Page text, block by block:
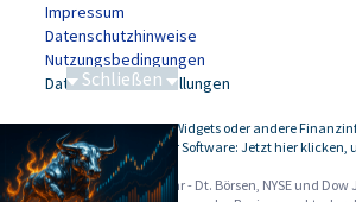
Impressum
Datenschutzhinweise
Nutzungsbedingungen
Datenschutzeinstellungen
-
Kursdaten, Widgets oder andere
Website oder Software: Jetzt hier klicken,
stellen.
Alle Angaben ohne Gewähr - Dt. Börsen, NYSE und Dow
Schließen